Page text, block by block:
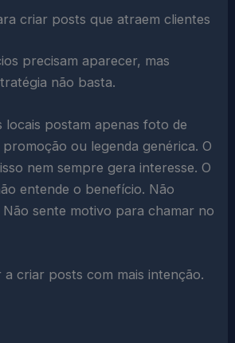
criar posts que atraem clientes
precisam aparecer, mas
não basta.
locais postam apenas foto de
ou legenda genérica. O
nem sempre gera interesse. O
entende o benefício. Não
sente motivo para chamar no
a criar posts com mais intenção.